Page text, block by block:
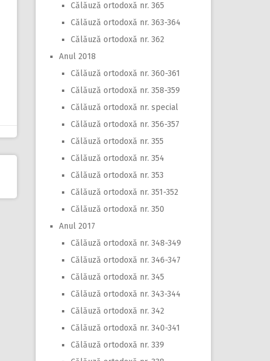
Călăuză ortodoxă nr. 365
Călăuză ortodoxă nr. 363-364
Călăuză ortodoxă nr. 362
Anul 2018
Călăuză ortodoxă nr. 360-361
Călăuză ortodoxă nr. 358-359
Călăuză ortodoxă nr. special
Călăuză ortodoxă nr. 356-357
Călăuză ortodoxă nr. 355
Călăuză ortodoxă nr. 354
Călăuză ortodoxă nr. 353
Călăuză ortodoxă nr. 351-352
Călăuză ortodoxă nr. 350
Anul 2017
Călăuză ortodoxă nr. 348-349
Călăuză ortodoxă nr. 346-347
Călăuză ortodoxă nr. 345
Călăuză ortodoxă nr. 343-344
Călăuză ortodoxă nr. 342
Călăuză ortodoxă nr. 340-341
Călăuză ortodoxă nr. 339